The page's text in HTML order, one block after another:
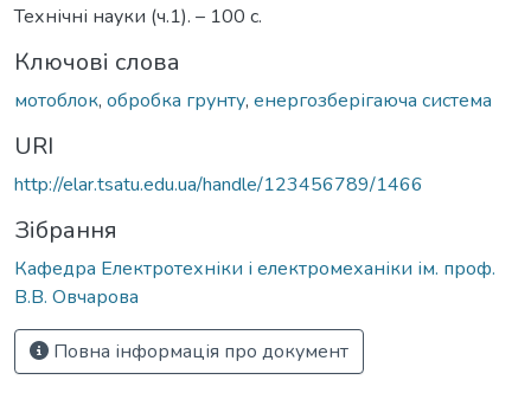
Технічні науки (ч.1). – 100 с.
Ключові слова
мотоблок, обробка грунту, енергозберігаюча система
URI
http://elar.tsatu.edu.ua/handle/123456789/1466
Зібрання
Кафедра Електротехніки і електромеханіки ім. проф.
В.В. Овчарова
Повна інформація про документ